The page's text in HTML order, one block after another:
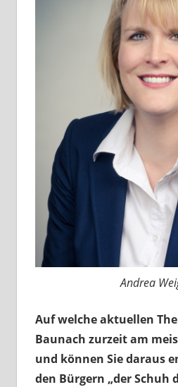
Andrea
Auf welche aktuellen
Baunach zurzeit am
und können Sie daraus
den Bürgern „der Schuh